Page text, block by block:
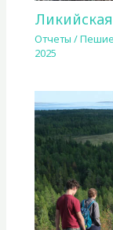
Отчеты /
2025